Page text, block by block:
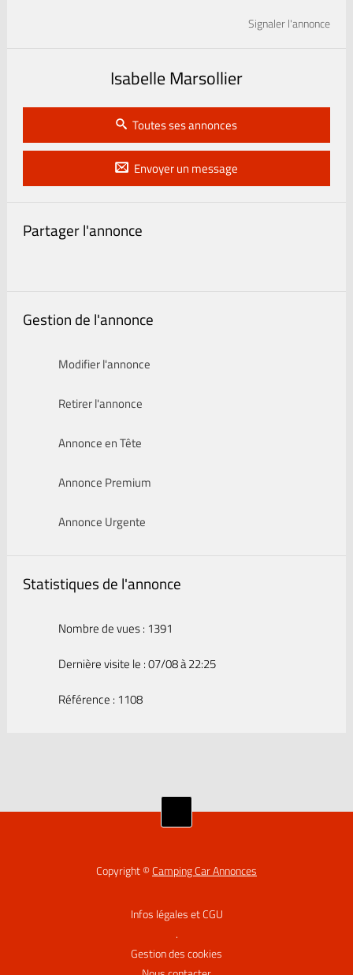
Signaler l'annonce
Isabelle Marsollier
Toutes ses annonces
Envoyer un message
Partager l'annonce
Gestion de l'annonce
Modifier l'annonce
Retirer l'annonce
Annonce en Tête
Annonce Premium
Annonce Urgente
Statistiques de l'annonce
Nombre de vues : 1391
Dernière visite le : 07/08 à 22:25
Référence : 1108
Copyright ©Camping Car Annonces
Infos légales et CGU
.
Gestion des cookies